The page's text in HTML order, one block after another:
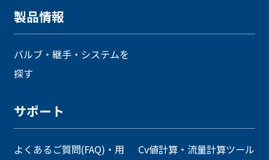
製品情報
バルブ・継手・システムを
探す
サポート
よくあるご質問(FAQ)・用
Cv値計算・流量計算ツール